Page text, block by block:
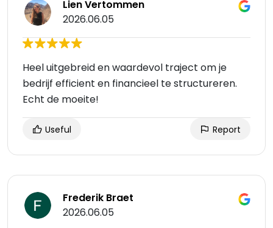
Lien Vertommen
2026.06.05
Heel uitgebreid en waardevol traject om je
bedrijf efficient en financieel te structureren.
Echt de moeite!
Useful Report
Frederik Braet
2026.06.05